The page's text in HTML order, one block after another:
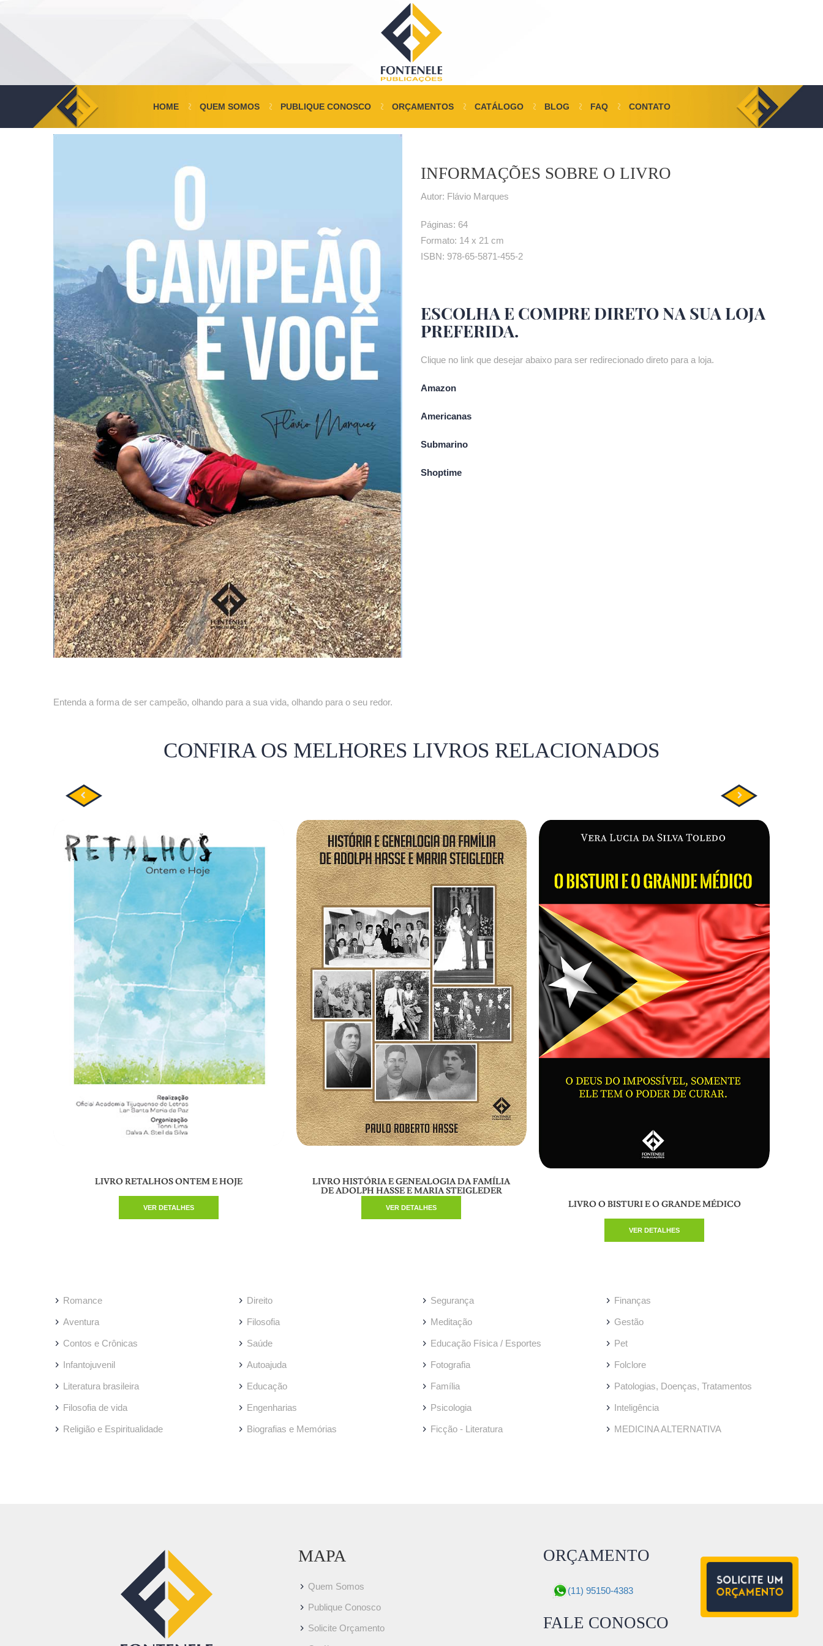
HOME QUEM SOMOS PUBLIQUE CONOSCO ORÇAMENTOS CATÁLOGO BLOG FAQ CONTATO
Entenda a forma de ser campeão, olhando para a sua vida, olhando para o seu redor.
INFORMAÇÕES SOBRE O LIVRO
Autor: Flávio Marques
Páginas: 64
Formato: 14 x 21 cm
ISBN: 978-65-5871-455-2
ESCOLHA E COMPRE DIRETO NA SUA LOJA
PREFERIDA.
Clique no link que desejar abaixo para ser redirecionado direto para a loja.
Amazon
Americanas
Submarino
Shoptime
CONFIRA OS MELHORES LIVROS RELACIONADOS
LIVRO RETALHOS ONTEM E HOJE
VER DETALHES
LIVRO HISTÓRIA E GENEALOGIA DA FAMÍLIA
DE ADOLPH HASSE E MARIA STEIGLEDER
VER DETALHES LIVRO O BISTURI E O GRANDE MÉDICO
VER DETALHES
Romance
Aventura
Contos e Crônicas
Infantojuvenil
Literatura brasileira
Filosofia de vida
Religião e Espiritualidade
Direito
Filosofia
Saúde
Autoajuda
Educação
Engenharias
Biografias e Memórias
Segurança
Meditação
Educação Física / Esportes
Fotografia
Família
Psicologia
Ficção - Literatura
Finanças
Gestão
Pet
Folclore
Patologias, Doenças, Tratamentos
Inteligência
MEDICINA ALTERNATIVA
MAPA
Quem Somos
Publique Conosco
Solicite Orçamento
ORÇAMENTO
(11) 95150-4383
FALE CONOSCO